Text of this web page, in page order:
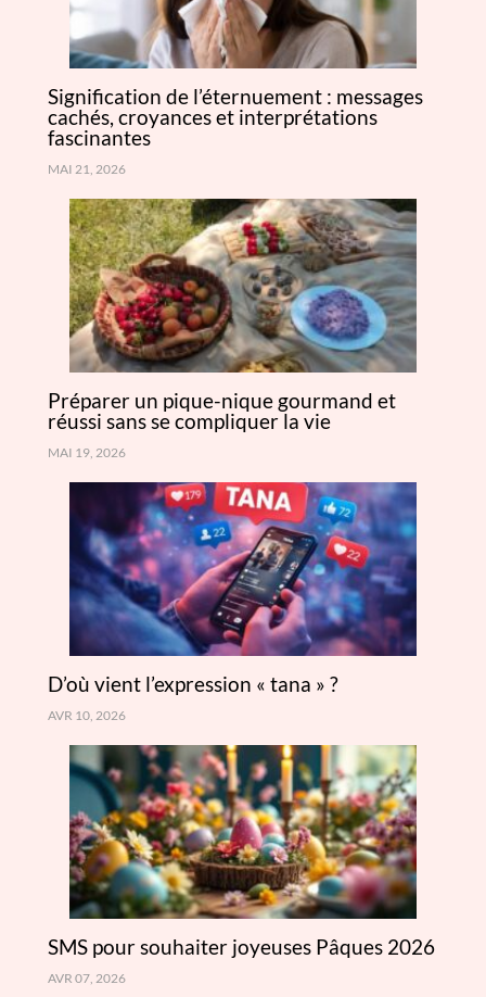
Signification de l’éternuement : messages
cachés, croyances et interprétations
fascinantes
MAI 21, 2026
Préparer un pique-nique gourmand et
réussi sans se compliquer la vie
MAI 19, 2026
D’où vient l’expression « tana » ?
AVR 10, 2026
SMS pour souhaiter joyeuses Pâques 2026
AVR 07, 2026